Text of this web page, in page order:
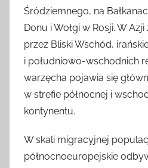
Śródziemnego, na
Donu i Wołgi w Rosji. W
przez Bliski Wschód,
i południowo-wschodnich
warzęcha pojawia się
w strefie północnej i
kontynentu.
W skali migracyjnej
północnoeuropejskie